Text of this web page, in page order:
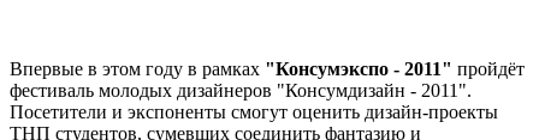
Впервые в этом году в рамках "Консумэкспо - 2011" пройдёт
фестиваль молодых дизайнеров "Консумдизайн - 2011".
Посетители и экспоненты смогут оценить дизайн-проекты
ТНП студентов, сумевших соединить фантазию и